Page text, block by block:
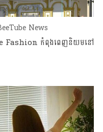
News
Fashion កំពុងពេញនិយមនៅ